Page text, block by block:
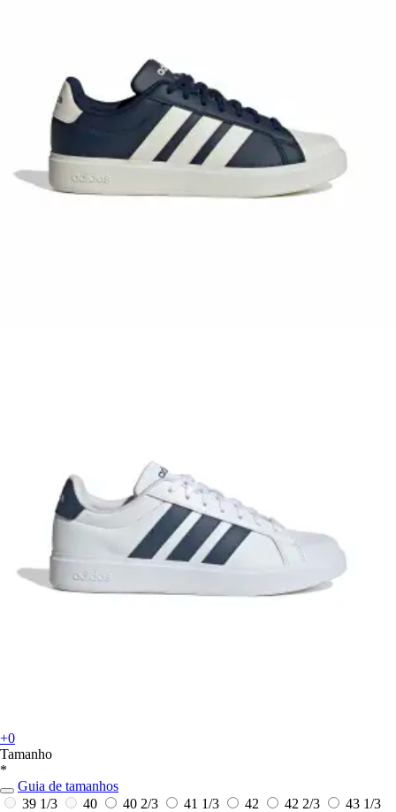
+0
Tamanho
*
Guia de tamanhos
39 1/3
40 40 2/3 41 1/3 42 42 2/3
43 1/3